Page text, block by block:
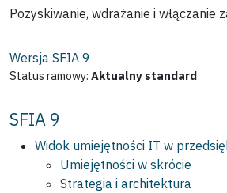
Pozyskiwanie, wdrażanie i włączanie
Wersja SFIA 9
Status ramowy: Aktualny standard
SFIA 9
Widok umiejętności IT w
Umiejętności w skrócie
Strategia i architektura